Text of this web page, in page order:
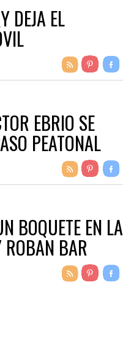
DEJA EL
EBRIO SE
PEATONAL
BOQUETE EN LA
ROBAN BAR